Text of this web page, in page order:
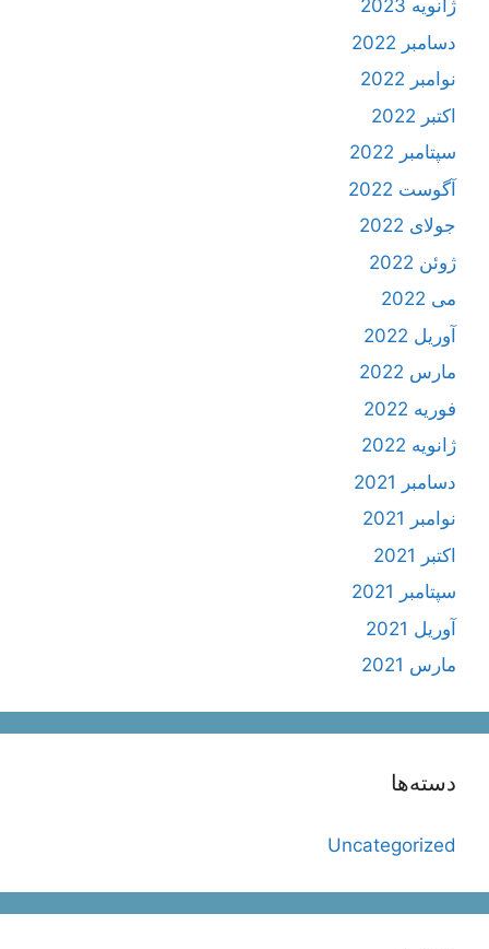
ژانویه 2023
دسامبر 2022
نوامبر 2022
اکتبر 2022
سپتامبر 2022
آگوست 2022
جولای 2022
ژوئن 2022
می 2022
آوریل 2022
مارس 2022
فوریه 2022
ژانویه 2022
دسامبر 2021
نوامبر 2021
اکتبر 2021
سپتامبر 2021
آوریل 2021
مارس 2021
دسته‌ها
Uncategorized